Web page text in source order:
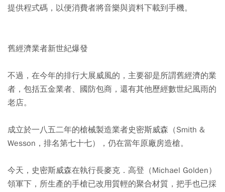
提供程式碼，以便消費者將音樂與資料下載到手機。
舊經濟業者新世紀爆發
不過，在今年的排行大展威風的，主要卻是所謂舊經濟的業
者，包括五金業者、國防包商，還有其他歷經數世紀風雨的
老店。
成立於一八五二年的槍械製造業者史密斯威森（Smith &
Wesson，排名第七十七），仍在當年原廠房造槍。
今天，史密斯威森在執行長麥克．高登（Michael Golden）
領軍下，所生產的手槍已改用質輕的聚合材質，把手也已採